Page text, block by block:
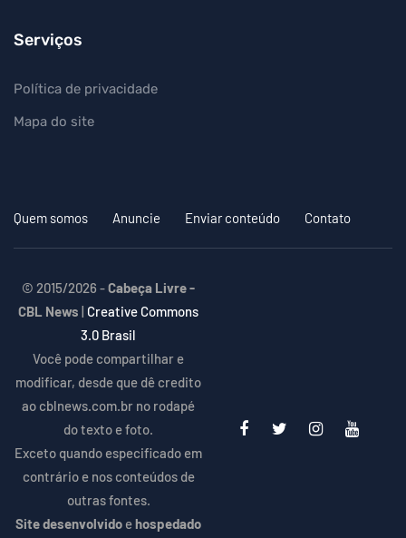
Serviços
Política de privacidade
Mapa do site
Quem somos Anuncie Enviar conteúdo Contato
© 2015/2026 -Cabeça Livre -
CBL News | Creative Commons
3.0 Brasil
Você pode compartilhar e
modificar, desde que dê credito
ao cblnews.com.br no rodapé
do texto e foto.
Exceto quando especificado em
contrário e nos conteúdos de
outras fontes.
Site desenvolvido ehospedado